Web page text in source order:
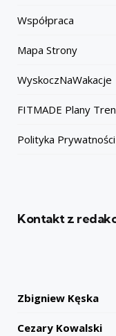
Współpraca
Mapa Strony
WyskoczNaWakacje
FITMADE Plany
Polityka Prywatności
Kontakt z
Zbigniew Kęska
Cezary Kowalski